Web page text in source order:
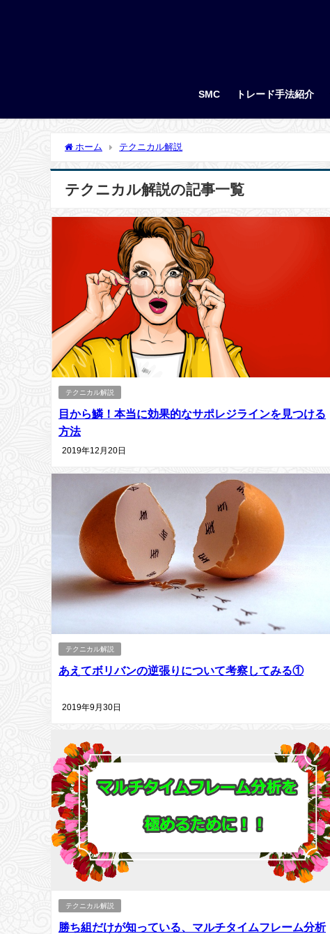
SMC トレード手法紹介
ホーム テクニカル解説
テクニカル解説の記事一覧
テクニカル解説
目から鱗！本当に効果的なサポレジラインを見つける
方法
2019年12月20日
テクニカル解説
あえてボリバンの逆張りについて考察してみる①
2019年9月30日
テクニカル解説
勝ち組だけが知っている、マルチタイムフレーム分析